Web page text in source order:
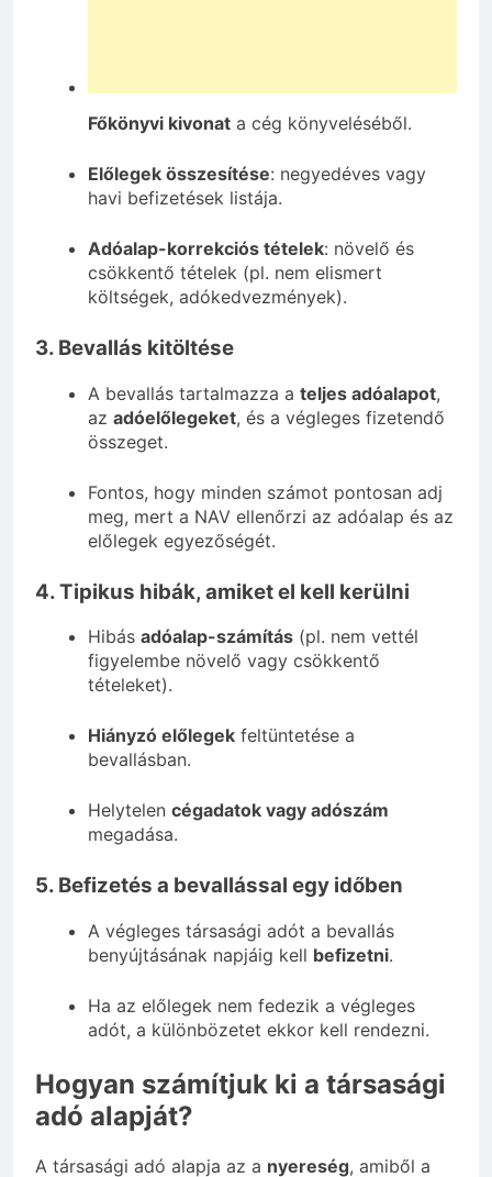
Főkönyvi kivonat a cég könyveléséből.
Előlegek összesítése: negyedéves vagy
havi befizetések listája.
Adóalap-korrekciós tételek: növelő és
csökkentő tételek (pl. nem elismert
költségek, adókedvezmények).
3. Bevallás kitöltése
A bevallás tartalmazza a teljes adóalapot,
az adóelőlegeket, és a végleges fizetendő
összeget.
Fontos, hogy minden számot pontosan adj
meg, mert a NAV ellenőrzi az adóalap és az
előlegek egyezőségét.
4. Tipikus hibák, amiket el kell kerülni
Hibás adóalap-számítás (pl. nem vettél
figyelembe növelő vagy csökkentő
tételeket).
Hiányzó előlegek feltüntetése a
bevallásban.
Helytelen cégadatok vagy adószám
megadása.
5. Befizetés a bevallással egy időben
A végleges társasági adót a bevallás
benyújtásának napjáig kell befizetni.
Ha az előlegek nem fedezik a végleges
adót, a különbözetet ekkor kell rendezni.
Hogyan számítjuk ki a társasági
adó alapját?
A társasági adó alapja az a nyereség, amiből a